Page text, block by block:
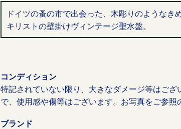
ドイツの蚤の市で出会った、木彫りのような
キリストの壁掛けヴィンテージ聖水盤。
コンディション
特記されていない限り、大きなダメージ等はご
で、使用感や傷等はございます。お写真をご参照
ブランド